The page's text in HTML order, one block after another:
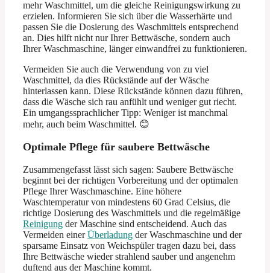
mehr Waschmittel, um die gleiche Reinigungswirkung zu
erzielen. Informieren Sie sich über die Wasserhärte und
passen Sie die Dosierung des Waschmittels entsprechend
an. Dies hilft nicht nur Ihrer Bettwäsche, sondern auch
Ihrer Waschmaschine, länger einwandfrei zu funktionieren.
Vermeiden Sie auch die Verwendung von zu viel
Waschmittel, da dies Rückstände auf der Wäsche
hinterlassen kann. Diese Rückstände können dazu führen,
dass die Wäsche sich rau anfühlt und weniger gut riecht.
Ein umgangssprachlicher Tipp: Weniger ist manchmal
mehr, auch beim Waschmittel. 😊
Optimale Pflege für saubere Bettwäsche
Zusammengefasst lässt sich sagen: Saubere Bettwäsche
beginnt bei der richtigen Vorbereitung und der optimalen
Pflege Ihrer Waschmaschine. Eine höhere
Waschtemperatur von mindestens 60 Grad Celsius, die
richtige Dosierung des Waschmittels und die regelmäßige
Reinigung der Maschine sind entscheidend. Auch das
Vermeiden einerÜberladung der Waschmaschine und der
sparsame Einsatz von Weichspüler tragen dazu bei, dass
Ihre Bettwäsche wieder strahlend sauber und angenehm
duftend aus der Maschine kommt.